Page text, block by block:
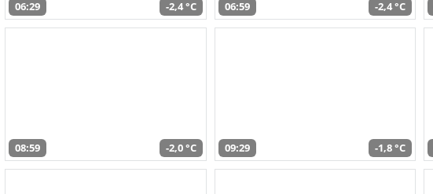
06:29 -2,4 °C 06:59 -2,4 °C
08:59 -2,0 °C 09:29 -1,8 °C